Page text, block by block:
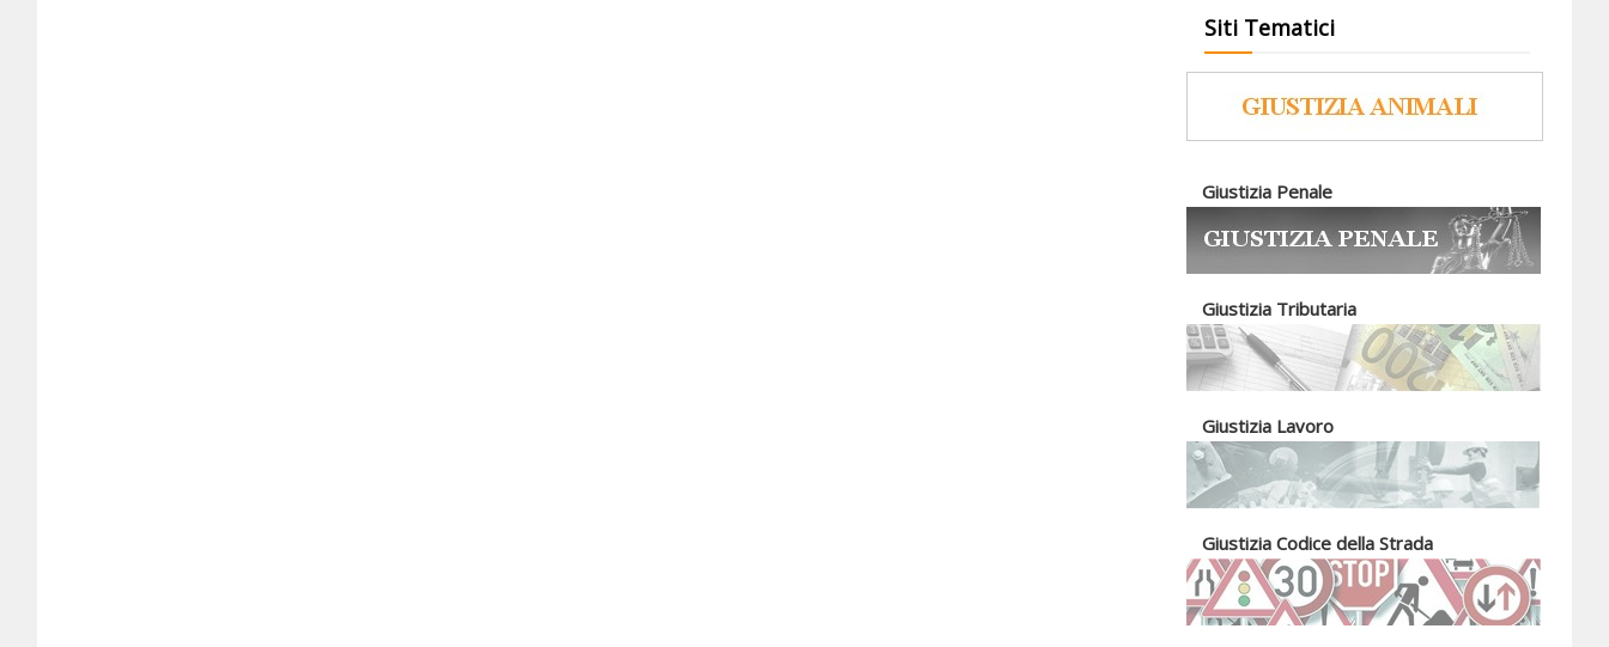
Siti Tematici
Giustizia Penale
Giustizia Tributaria
Giustizia Lavoro
Giustizia Codice della Strada